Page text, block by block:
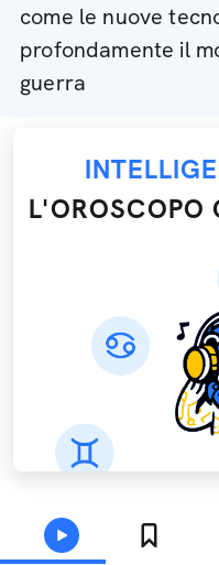
come le nuove
profondamente il
guerra
L'OROSCOPO